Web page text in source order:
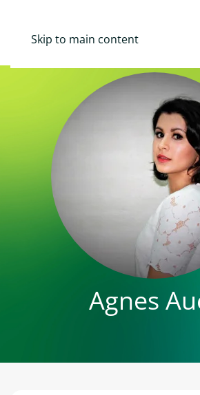
Skip to main content
Agnes